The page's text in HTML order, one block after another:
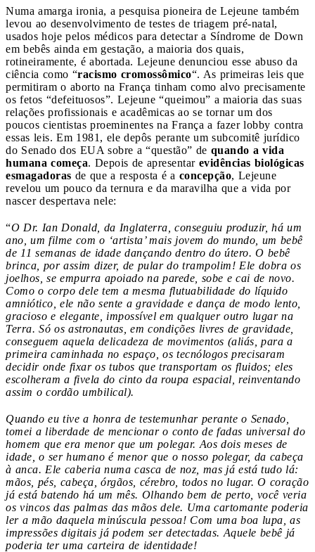
Numa amarga ironia, a pesquisa pioneira de Lejeune também
levou ao desenvolvimento de testes de triagem pré-natal,
usados hoje pelos médicos para detectar a Síndrome de Down
em bebês ainda em gestação, a maioria dos quais,
rotineiramente, é abortada. Lejeune denunciou esse abuso da
ciência como “racismo cromossômico“. As primeiras leis que
permitiram o aborto na França tinham como alvo precisamente
os fetos “defeituosos”. Lejeune “queimou” a maioria das suas
relações profissionais e acadêmicas ao se tornar um dos
poucos cientistas proeminentes na França a fazer lobby contra
essas leis. Em 1981, ele depôs perante um subcomitê jurídico
do Senado dos EUA sobre a “questão” de quando a vida
humana começa. Depois de apresentar evidências biológicas
esmagadoras de que a resposta é a concepção, Lejeune
revelou um pouco da ternura e da maravilha que a vida por
nascer despertava nele:
“O Dr. Ian Donald, da Inglaterra, conseguiu produzir, há um
ano, um filme com o ‘artista’ mais jovem do mundo, um bebê
de 11 semanas de idade dançando dentro do útero. O bebê
brinca, por assim dizer, de pular do trampolim! Ele dobra os
joelhos, se empurra apoiado na parede, sobe e cai de novo.
Como o corpo dele tem a mesma flutuabilidade do líquido
amniótico, ele não sente a gravidade e dança de modo lento,
gracioso e elegante, impossível em qualquer outro lugar na
Terra. Só os astronautas, em condições livres de gravidade,
conseguem aquela delicadeza de movimentos (aliás, para a
primeira caminhada no espaço, os tecnólogos precisaram
decidir onde fixar os tubos que transportam os fluidos; eles
escolheram a fivela do cinto da roupa espacial, reinventando
assim o cordão umbilical).
Quando eu tive a honra de testemunhar perante o Senado,
tomei a liberdade de mencionar o conto de fadas universal do
homem que era menor que um polegar. Aos dois meses de
idade, o ser humano é menor que o nosso polegar, da cabeça
à anca. Ele caberia numa casca de noz, mas já está tudo lá:
mãos, pés, cabeça, órgãos, cérebro, todos no lugar. O coração
já está batendo há um mês. Olhando bem de perto, você veria
os vincos das palmas das mãos dele. Uma cartomante poderia
ler a mão daquela minúscula pessoa! Com uma boa lupa, as
impressões digitais já podem ser detectadas. Aquele bebê já
poderia ter uma carteira de identidade!